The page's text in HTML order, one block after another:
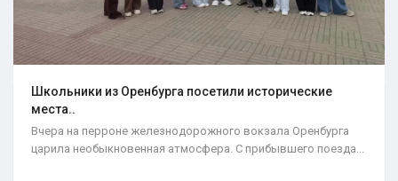
Школьники из Оренбурга посетили исторические
места..
Вчера на перроне железнодорожного вокзала Оренбурга
царила необыкновенная атмосфера. С прибывшего поезда...